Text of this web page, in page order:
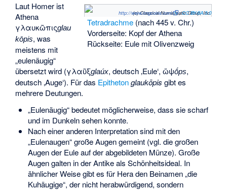
(c) Classical Numismatic Group, Inc.
http://www.cngcoins.com ,CC BY-SA 3.0
Tetradrachme(nach 445 v. Chr.)
Vorderseite: Kopf der Athena
Rückseite: Eule mit Olivenzweig
Laut Homer ist
Athena
γλαυκῶπιςglau
kōpis, was
meistens mit
„eulenäugig“
übersetzt wird (γλαῦξglaúx, deutsch ‚Eule‘,ὤψṓps,
deutsch ‚Auge‘). Für das Epitheton glaukōpis gibt es
mehrere Deutungen.
„Eulenäugig“ bedeutet möglicherweise, dass sie scharf
und im Dunkeln sehen konnte.
Nach einer anderen Interpretation sind mit den
„Eulenaugen“ große Augen gemeint (vgl. die großen
Augen der Eule auf der abgebildeten Münze). Große
Augen galten in der Antike als Schönheitsideal. In
ähnlicher Weise gibt es für Hera den Beinamen „die
Kuhäugige“, der nicht herabwürdigend, sondern